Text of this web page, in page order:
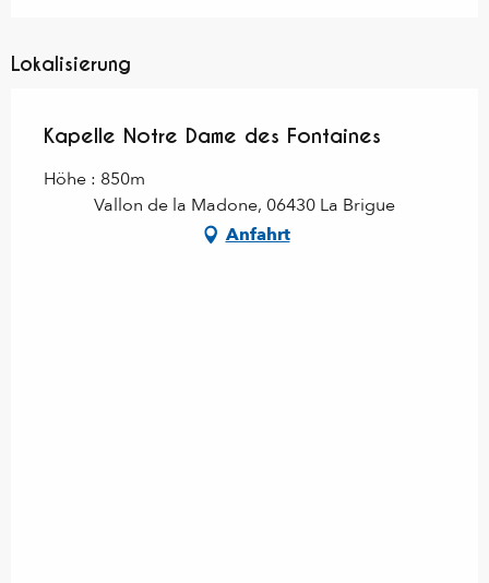
Lokalisierung
Kapelle Notre Dame des Fontaines
Höhe : 850m
Vallon de la Madone, 06430 La Brigue
Anfahrt